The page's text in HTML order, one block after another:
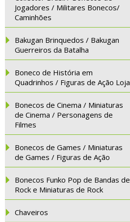
Jogadores / Militares Bonecos/
Caminhões
Bakugan Brinquedos / Bakugan
Guerreiros da Batalha
Boneco de História em
Quadrinhos / Figuras de Ação Loja
Bonecos de Cinema / Miniaturas
de Cinema / Personagens de
Filmes
Bonecos de Games / Miniaturas
de Games / Figuras de Ação
Bonecos Funko Pop de Bandas de
Rock e Miniaturas de Rock
Chaveiros